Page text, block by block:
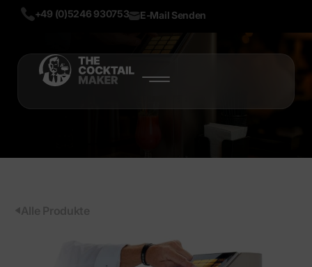
+49 (0)5246 930753 E-Mail Senden
START
ÜBER UNS
LIVE DEMO